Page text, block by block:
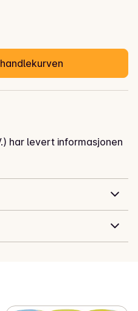
har levert informasjonen